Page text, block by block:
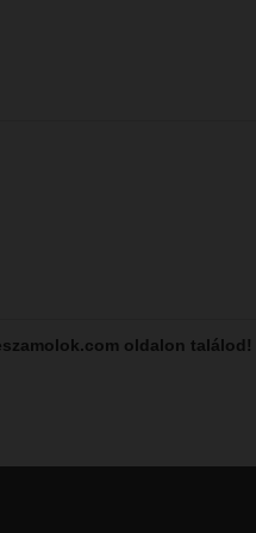
oldalon találod!